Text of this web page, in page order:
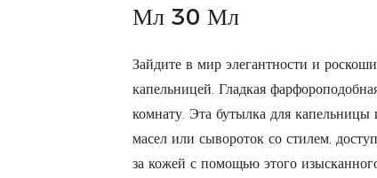
Мл 30 Мл
Зайдите в мир элегантности и
капельницей. Гладкая
комнату. Эта бутылка для
масел или сывороток со стилем,
за кожей с помощью этого